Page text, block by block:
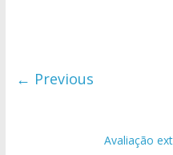
← Previous
Avaliação